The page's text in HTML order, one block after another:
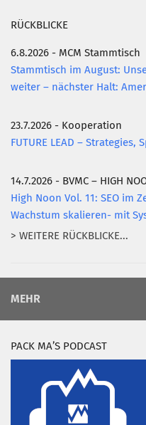
RÜCKBLICKE
6.8.2026 - MCM Stammtisch
Stammtisch im August:
weiter – nächster Halt:
23.7.2026 - Kooperation
FUTURE LEAD – Strategies,
14.7.2026 - BVMC – HIGH
High Noon Vol. 11: SEO im
Wachstum skalieren- mit
> WEITERE RÜCKBLICKE...
MEHR
PACK MA’S PODCAST